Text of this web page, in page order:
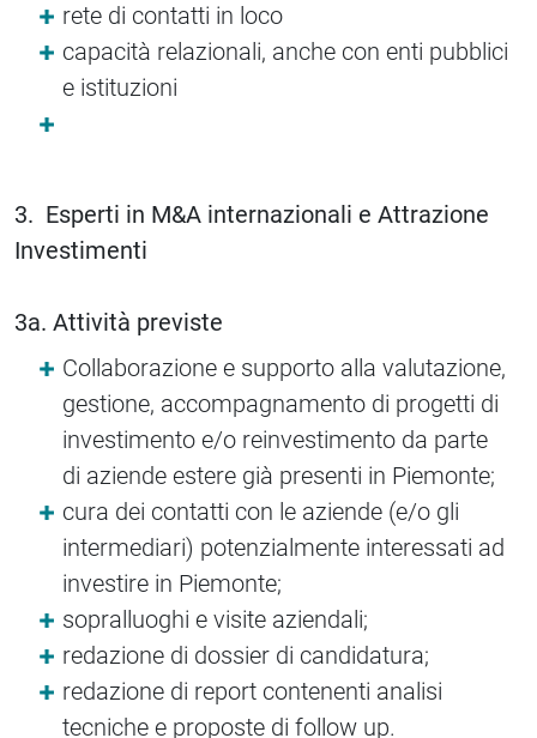
rete di contatti in loco
capacità relazionali, anche con enti pubblici
e istituzioni
3. Esperti in M&A internazionali e Attrazione
Investimenti
3a. Attività previste
Collaborazione e supporto alla valutazione,
gestione, accompagnamento di progetti di
investimento e/o reinvestimento da parte
di aziende estere già presenti in Piemonte;
cura dei contatti con le aziende (e/o gli
intermediari) potenzialmente interessati ad
investire in Piemonte;
sopralluoghi e visite aziendali;
redazione di dossier di candidatura;
redazione di report contenenti analisi
tecniche e proposte di follow up.